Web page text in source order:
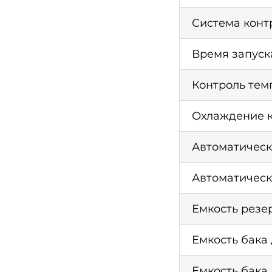
Система
Время
Контроль
Охлаждение
Емкость
Емкость